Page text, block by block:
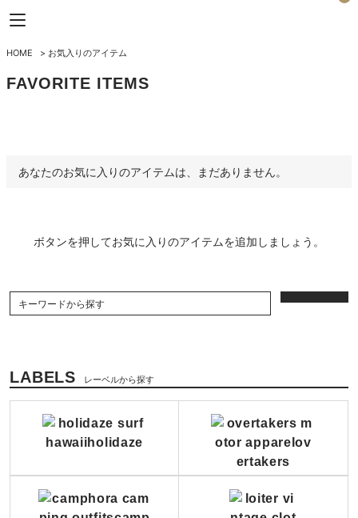
HOME > お気入りのアイテム
FAVORITE ITEMS
あなたのお気に入りのアイテムは、まだありません。
ボタンを押してお気に入りのアイテムを追加しましょう。
LABELS レーベルから探す